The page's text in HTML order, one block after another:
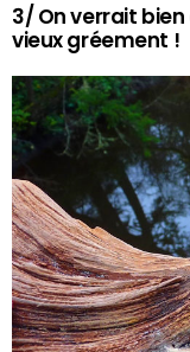
3/ On verrait
vieux gréement !